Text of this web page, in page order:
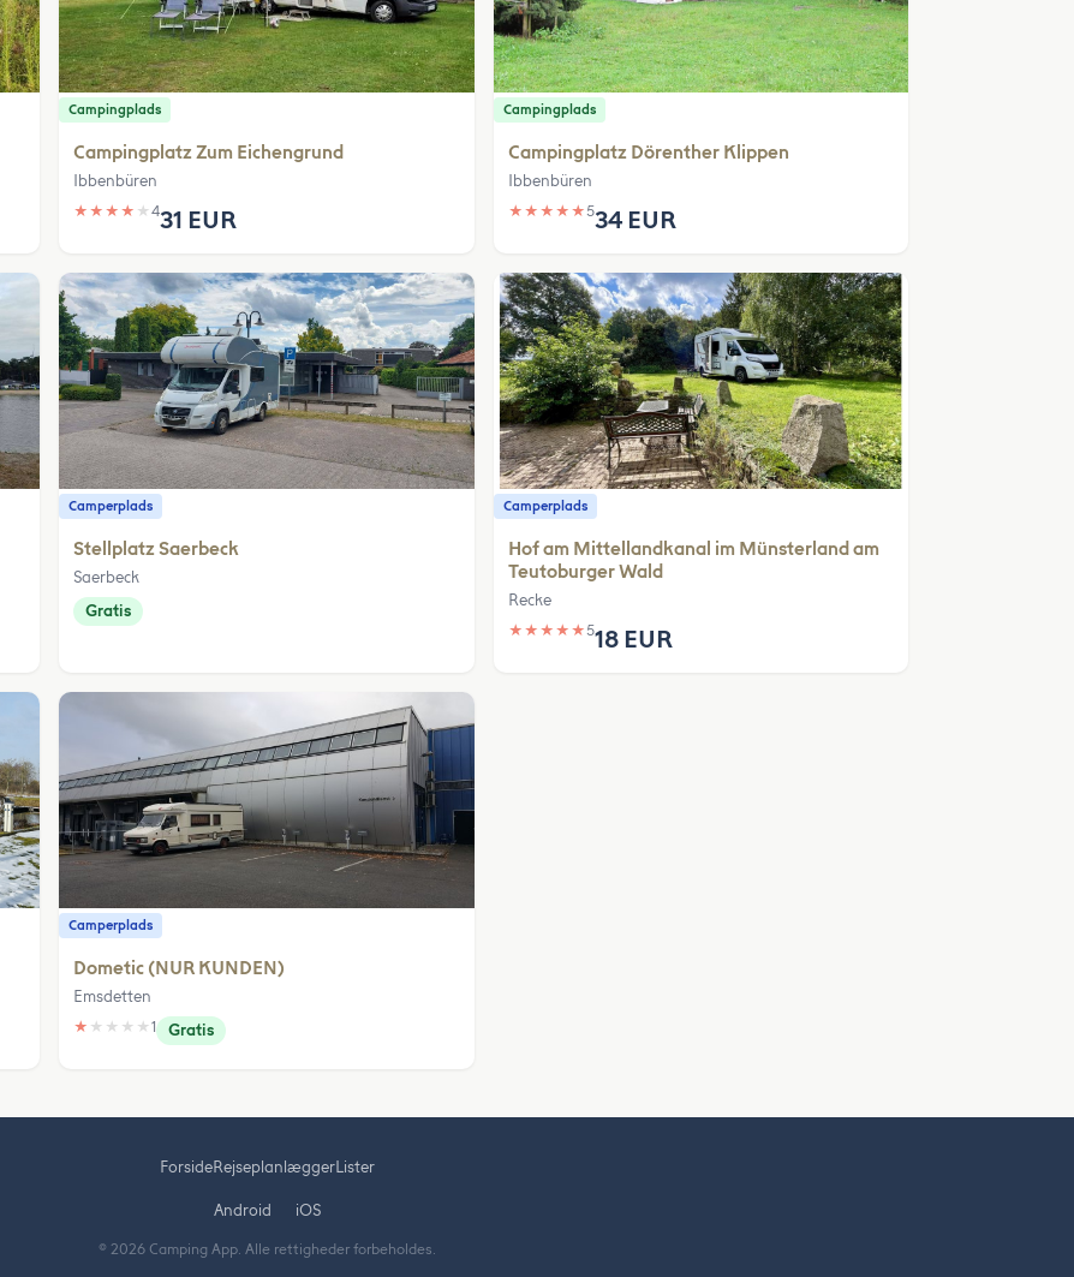
Campingplads
Campingplatz Zum Eichengrund
Ibbenbüren
★ ★ ★ ★ ★431 EUR
Campingplads
Campingplatz Dörenther Klippen
Ibbenbüren
★ ★ ★ ★ ★534 EUR
Camperplads
Stellplatz Saerbeck
Saerbeck
Gratis
Camperplads
Hof am Mittellandkanal im Münsterland am
Teutoburger Wald
Recke
★ ★ ★ ★ ★518 EUR
Camperplads
Dometic (NUR KUNDEN)
Emsdetten
★ ★ ★ ★ ★1 Gratis
ForsideRejseplanlæggerLister
Android iOS
© 2026 Camping App. Alle rettigheder forbeholdes.